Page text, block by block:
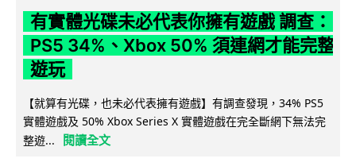
有實體光碟未必代表你擁有遊戲 調查：
PS5 34%、Xbox 50% 須連網才能完整
遊玩
【就算有光碟，也未必代表擁有遊戲】有調查發現，34% PS5
實體遊戲及 50% Xbox Series X 實體遊戲在完全斷網下無法完
整遊...
閱讀全文